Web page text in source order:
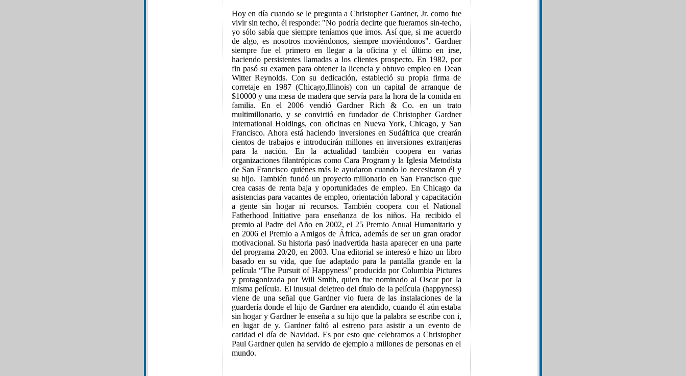
Hoy en día cuando se le pregunta a Christopher Gardner, Jr. como fue
vivir sin techo, él responde: "No podría decirte que fueramos sin-techo,
yo sólo sabía que siempre teníamos que irnos. Así que, si me acuerdo
de algo, es nosotros moviéndonos, siempre moviéndonos". Gardner
siempre fue el primero en llegar a la oficina y el último en irse,
haciendo persistentes llamadas a los clientes prospecto. En 1982, por
fin pasó su examen para obtener la licencia y obtuvo empleo en Dean
Witter Reynolds. Con su dedicación, estableció su propia firma de
corretaje en 1987 (Chicago,Illinois) con un capital de arranque de
$10000 y una mesa de madera que servía para la hora de la comida en
familia. En el 2006 vendió Gardner Rich & Co. en un trato
multimillonario, y se convirtió en fundador de Christopher Gardner
International Holdings, con oficinas en Nueva York, Chicago, y San
Francisco. Ahora está haciendo inversiones en Sudáfrica que crearán
cientos de trabajos e introducirán millones en inversiones extranjeras
para la nación. En la actualidad también coopera en varias
organizaciones filantrópicas como Cara Program y la Iglesia Metodista
de San Francisco quiénes más le ayudaron cuando lo necesitaron él y
su hijo. También fundó un proyecto millonario en San Francisco que
crea casas de renta baja y oportunidades de empleo. En Chicago da
asistencias para vacantes de empleo, orientación laboral y capacitación
a gente sin hogar ni recursos. También coopera con el National
Fatherhood Initiative para enseñanza de los niños. Ha recibido el
premio al Padre del Año en 2002, el 25 Premio Anual Humanitario y
en 2006 el Premio a Amigos de África, además de ser un gran orador
motivacional. Su historia pasó inadvertida hasta aparecer en una parte
del programa 20/20, en 2003. Una editorial se interesó e hizo un libro
basado en su vida, que fue adaptado para la pantalla grande en la
película “The Pursuit of Happyness” producida por Columbia Pictures
y protagonizada por Will Smith, quien fue nominado al Oscar por la
misma película. El inusual deletreo del título de la película (happyness)
viene de una señal que Gardner vio fuera de las instalaciones de la
guardería donde el hijo de Gardner era atendido, cuando él aún estaba
sin hogar y Gardner le enseña a su hijo que la palabra se escribe con i,
en lugar de y. Gardner faltó al estreno para asistir a un evento de
caridad el día de Navidad. Es por esto que celebramos a Christopher
Paul Gardner quien ha servido de ejemplo a millones de personas en el
mundo.